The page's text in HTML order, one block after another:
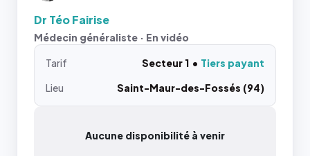
Dr Téo Fairise
Médecin généraliste · En vidéo
Tarif Secteur 1
Tiers payant
Lieu
Saint-Maur-des-Fossés (94)
Aucune disponibilité à venir